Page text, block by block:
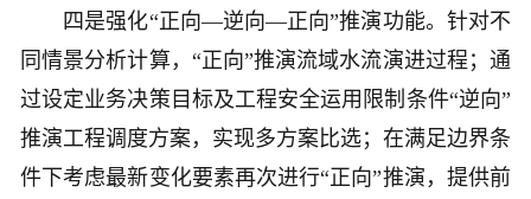
四是强化“正向—逆向—正向”推演功能。针对不
同情景分析计算，“正向”推演流域水流演进过程；通
过设定业务决策目标及工程安全运用限制条件“逆向”
推演工程调度方案，实现多方案比选；在满足边界条
件下考虑最新变化要素再次进行“正向”推演，提供前